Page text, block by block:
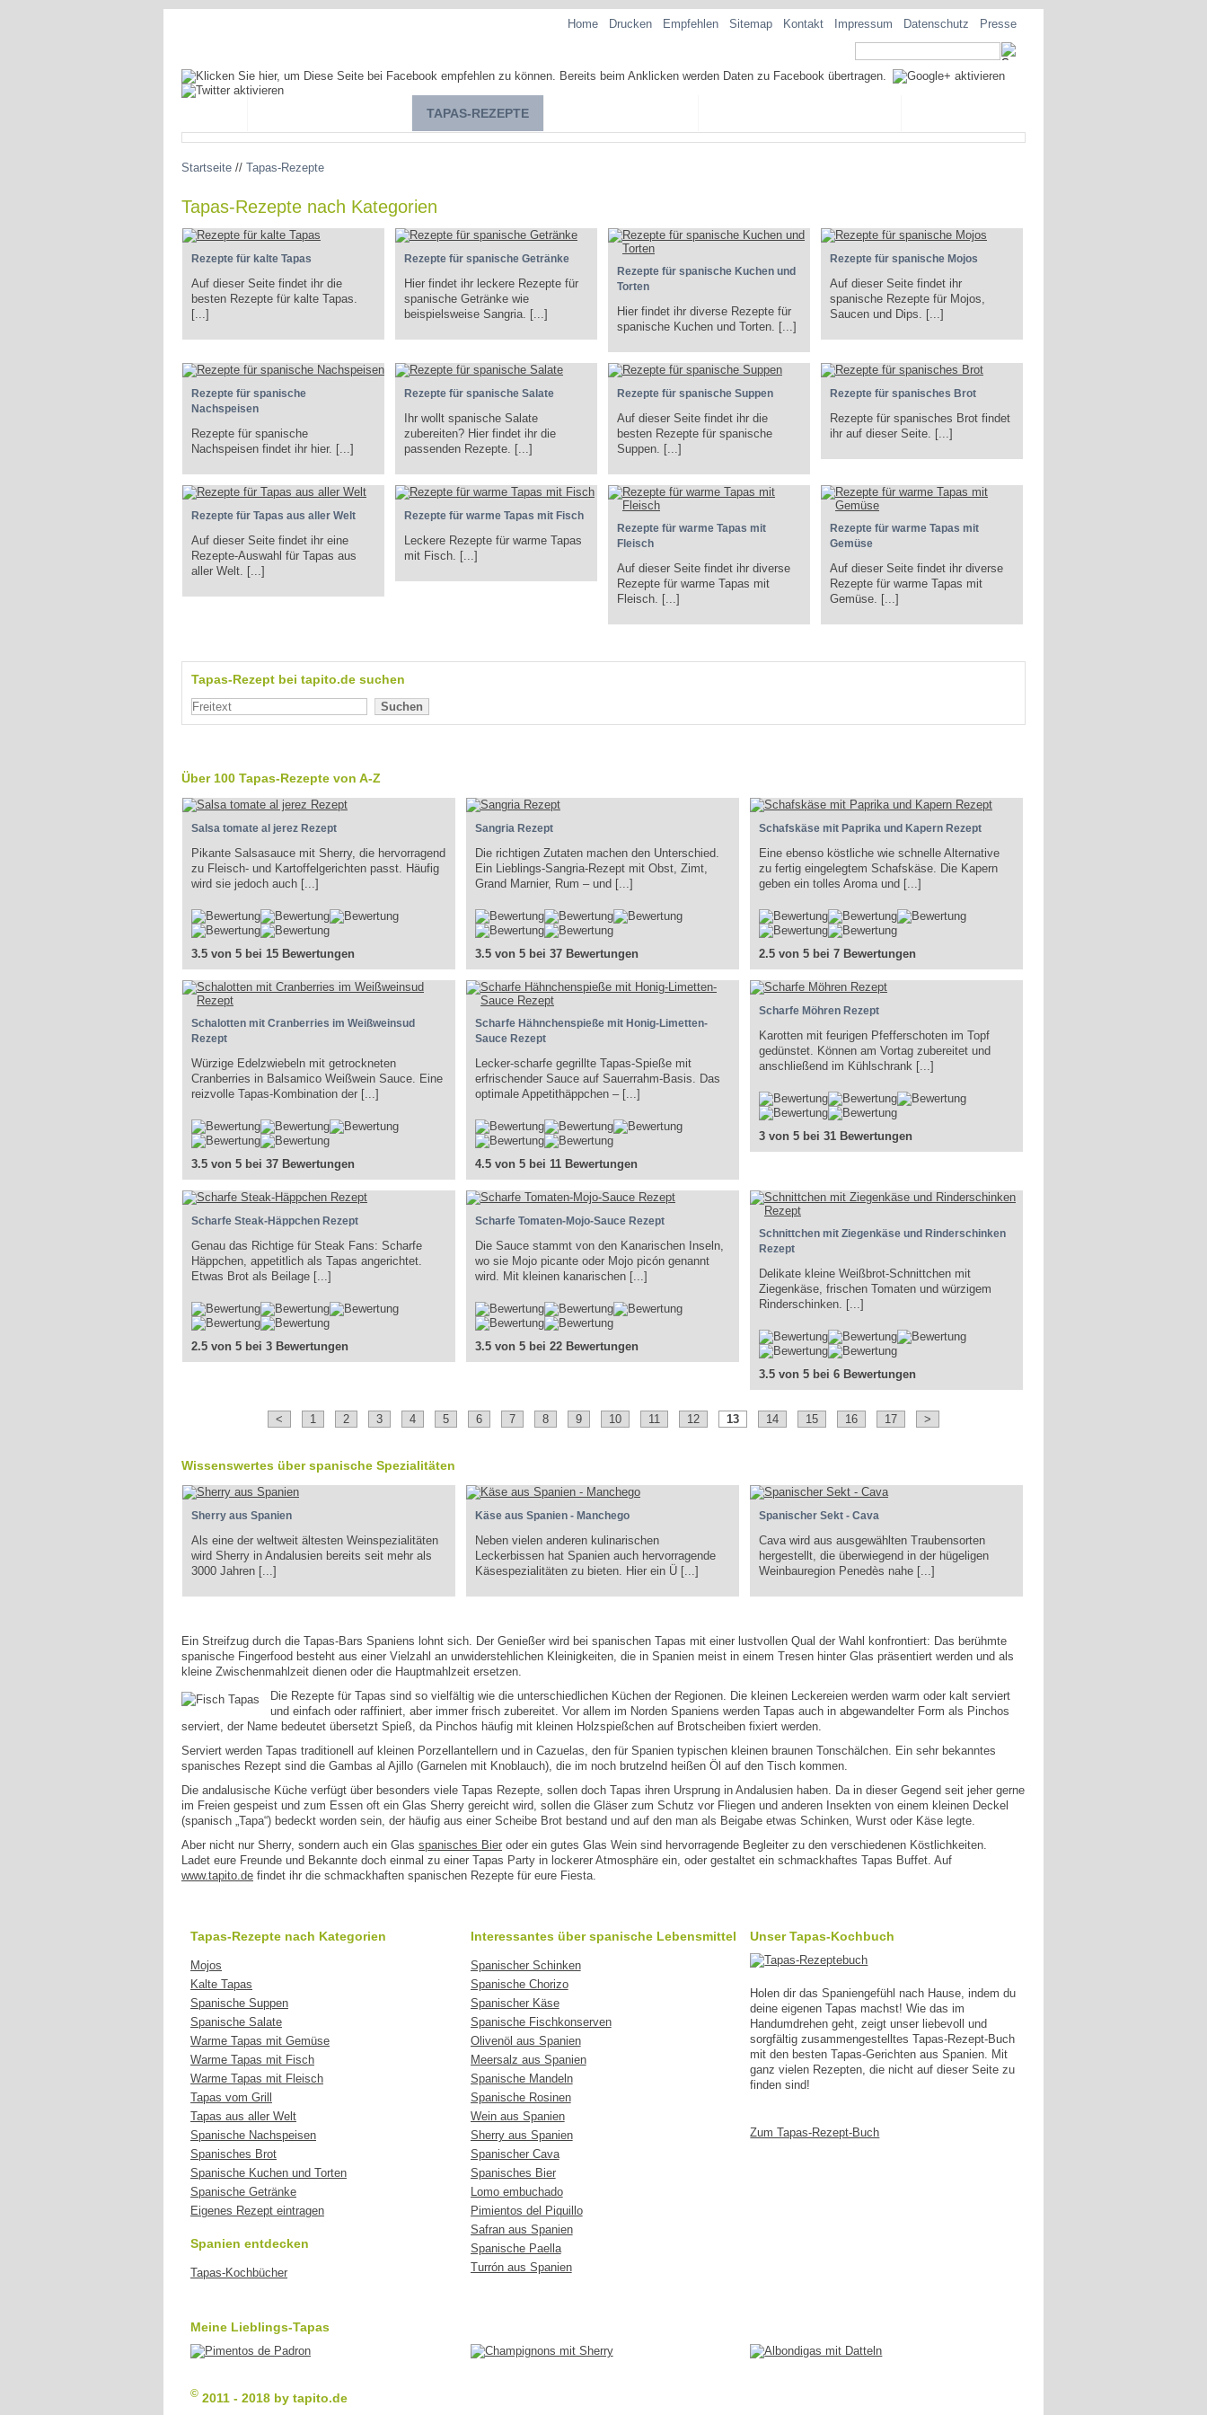
Home Drucken Empfehlen Sitemap Kontakt Impressum Datenschutz Presse
TAPAS-REZEPTE
Startseite // Tapas-Rezepte
Tapas-Rezepte nach Kategorien
Rezepte für kalte Tapas
Auf dieser Seite findet ihr die
besten Rezepte für kalte Tapas.
[...]
Rezepte für spanische Getränke
Hier findet ihr leckere Rezepte für
spanische Getränke wie
beispielsweise Sangria. [...]
Rezepte für spanische Kuchen und
Torten
Hier findet ihr diverse Rezepte für
spanische Kuchen und Torten. [...]
Rezepte für spanische Mojos
Auf dieser Seite findet ihr
spanische Rezepte für Mojos,
Saucen und Dips. [...]
Rezepte für spanische
Nachspeisen
Rezepte für spanische
Nachspeisen findet ihr hier. [...]
Rezepte für spanische Salate
Ihr wollt spanische Salate
zubereiten? Hier findet ihr die
passenden Rezepte. [...]
Rezepte für spanische Suppen
Auf dieser Seite findet ihr die
besten Rezepte für spanische
Suppen. [...]
Rezepte für spanisches Brot
Rezepte für spanisches Brot findet
ihr auf dieser Seite. [...]
Rezepte für Tapas aus aller Welt
Auf dieser Seite findet ihr eine
Rezepte-Auswahl für Tapas aus
aller Welt. [...]
Rezepte für warme Tapas mit Fisch
Leckere Rezepte für warme Tapas
mit Fisch. [...]
Rezepte für warme Tapas mit
Fleisch
Auf dieser Seite findet ihr diverse
Rezepte für warme Tapas mit
Fleisch. [...]
Rezepte für warme Tapas mit
Gemüse
Auf dieser Seite findet ihr diverse
Rezepte für warme Tapas mit
Gemüse. [...]
Tapas-Rezept bei tapito.de suchen
Suchen
Über 100 Tapas-Rezepte von A-Z
Salsa tomate al jerez Rezept
Pikante Salsasauce mit Sherry, die hervorragend
zu Fleisch- und Kartoffelgerichten passt. Häufig
wird sie jedoch auch [...]
3.5 von 5 bei 15 Bewertungen
Sangria Rezept
Die richtigen Zutaten machen den Unterschied.
Ein Lieblings-Sangria-Rezept mit Obst, Zimt,
Grand Marnier, Rum – und [...]
3.5 von 5 bei 37 Bewertungen
Schafskäse mit Paprika und Kapern Rezept
Eine ebenso köstliche wie schnelle Alternative
zu fertig eingelegtem Schafskäse. Die Kapern
geben ein tolles Aroma und [...]
2.5 von 5 bei 7 Bewertungen
Schalotten mit Cranberries im Weißweinsud
Rezept
Würzige Edelzwiebeln mit getrockneten
Cranberries in Balsamico Weißwein Sauce. Eine
reizvolle Tapas-Kombination der [...]
3.5 von 5 bei 37 Bewertungen
Scharfe Hähnchenspieße mit Honig-Limetten-
Sauce Rezept
Lecker-scharfe gegrillte Tapas-Spieße mit
erfrischender Sauce auf Sauerrahm-Basis. Das
optimale Appetithäppchen – [...]
4.5 von 5 bei 11 Bewertungen
Scharfe Möhren Rezept
Karotten mit feurigen Pfefferschoten im Topf
gedünstet. Können am Vortag zubereitet und
anschließend im Kühlschrank [...]
3 von 5 bei 31 Bewertungen
Scharfe Steak-Häppchen Rezept
Genau das Richtige für Steak Fans: Scharfe
Häppchen, appetitlich als Tapas angerichtet.
Etwas Brot als Beilage [...]
2.5 von 5 bei 3 Bewertungen
Scharfe Tomaten-Mojo-Sauce Rezept
Die Sauce stammt von den Kanarischen Inseln,
wo sie Mojo picante oder Mojo picón genannt
wird. Mit kleinen kanarischen [...]
3.5 von 5 bei 22 Bewertungen
Schnittchen mit Ziegenkäse und Rinderschinken
Rezept
Delikate kleine Weißbrot-Schnittchen mit
Ziegenkäse, frischen Tomaten und würzigem
Rinderschinken. [...]
3.5 von 5 bei 6 Bewertungen
< 1 2 3 4 5 6 7 8 9 10 11 12 13 14 15 16 17 >
Wissenswertes über spanische Spezialitäten
Sherry aus Spanien
Als eine der weltweit ältesten Weinspezialitäten
wird Sherry in Andalusien bereits seit mehr als
3000 Jahren [...]
Käse aus Spanien - Manchego
Neben vielen anderen kulinarischen
Leckerbissen hat Spanien auch hervorragende
Käsespezialitäten zu bieten. Hier ein Ü [...]
Spanischer Sekt - Cava
Cava wird aus ausgewählten Traubensorten
hergestellt, die überwiegend in der hügeligen
Weinbauregion Penedès nahe [...]
Ein Streifzug durch die Tapas-Bars Spaniens lohnt sich. Der Genießer wird bei spanischen Tapas mit einer lustvollen Qual der Wahl konfrontiert: Das berühmte
spanische Fingerfood besteht aus einer Vielzahl an unwiderstehlichen Kleinigkeiten, die in Spanien meist in einem Tresen hinter Glas präsentiert werden und als
kleine Zwischenmahlzeit dienen oder die Hauptmahlzeit ersetzen.
Die Rezepte für Tapas sind so vielfältig wie die unterschiedlichen Küchen der Regionen. Die kleinen Leckereien werden warm oder kalt serviert
und einfach oder raffiniert, aber immer frisch zubereitet. Vor allem im Norden Spaniens werden Tapas auch in abgewandelter Form als Pinchos
serviert, der Name bedeutet übersetzt Spieß, da Pinchos häufig mit kleinen Holzspießchen auf Brotscheiben fixiert werden.
Serviert werden Tapas traditionell auf kleinen Porzellantellern und in Cazuelas, den für Spanien typischen kleinen braunen Tonschälchen. Ein sehr bekanntes
spanisches Rezept sind die Gambas al Ajillo (Garnelen mit Knoblauch), die im noch brutzelnd heißen Öl auf den Tisch kommen.
Die andalusische Küche verfügt über besonders viele Tapas Rezepte, sollen doch Tapas ihren Ursprung in Andalusien haben. Da in dieser Gegend seit jeher gerne
im Freien gespeist und zum Essen oft ein Glas Sherry gereicht wird, sollen die Gläser zum Schutz vor Fliegen und anderen Insekten von einem kleinen Deckel
(spanisch „Tapa“) bedeckt worden sein, der häufig aus einer Scheibe Brot bestand und auf den man als Beigabe etwas Schinken, Wurst oder Käse legte.
Aber nicht nur Sherry, sondern auch ein Glas spanisches Bier oder ein gutes Glas Wein sind hervorragende Begleiter zu den verschiedenen Köstlichkeiten.
Ladet eure Freunde und Bekannte doch einmal zu einer Tapas Party in lockerer Atmosphäre ein, oder gestaltet ein schmackhaftes Tapas Buffet. Auf
www.tapito.de findet ihr die schmackhaften spanischen Rezepte für eure Fiesta.
Tapas-Rezepte nach Kategorien
Mojos
Kalte Tapas
Spanische Suppen
Spanische Salate
Warme Tapas mit Gemüse
Warme Tapas mit Fisch
Warme Tapas mit Fleisch
Tapas vom Grill
Tapas aus aller Welt
Spanische Nachspeisen
Spanisches Brot
Spanische Kuchen und Torten
Spanische Getränke
Eigenes Rezept eintragen
Spanien entdecken
Tapas-Kochbücher
Interessantes über spanische Lebensmittel
Spanischer Schinken
Spanische Chorizo
Spanischer Käse
Spanische Fischkonserven
Olivenöl aus Spanien
Meersalz aus Spanien
Spanische Mandeln
Spanische Rosinen
Wein aus Spanien
Sherry aus Spanien
Spanischer Cava
Spanisches Bier
Lomo embuchado
Pimientos del Piquillo
Safran aus Spanien
Spanische Paella
Turrón aus Spanien
Unser Tapas-Kochbuch
Holen dir das Spaniengefühl nach Hause, indem du
deine eigenen Tapas machst! Wie das im
Handumdrehen geht, zeigt unser liebevoll und
sorgfältig zusammengestelltes Tapas-Rezept-Buch
mit den besten Tapas-Gerichten aus Spanien. Mit
ganz vielen Rezepten, die nicht auf dieser Seite zu
finden sind!
Zum Tapas-Rezept-Buch
Meine Lieblings-Tapas
© 2011 - 2018 by tapito.de